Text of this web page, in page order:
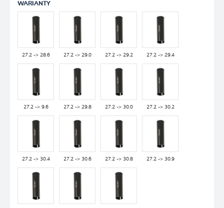
WARIANTY
27.2 -> 28.6 27.2 -> 29.0 27.2 -> 29.2 27.2 -> 29.4
27.2 -> 9.6 27.2 -> 29.8 27.2 -> 30.0 27.2 -> 30.2
27.2 -> 30.4 27.2 -> 30.6 27.2 -> 30.8 27.2 -> 30.9